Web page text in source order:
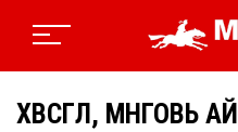
ХӨВСГӨЛ,